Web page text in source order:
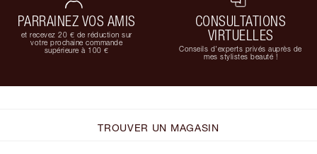
PARRAINEZ VOS AMIS
et recevez 20 € de réduction sur
votre prochaine commande
supérieure à 100 €
CONSULTATIONS
VIRTUELLES
Conseils d'experts privés auprès de
mes stylistes beauté !
TROUVER UN MAGASIN